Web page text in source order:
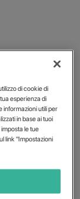
di cookie di
esperienza di
informazioni utili per
in base ai tuoi
le tue
link "Impostazioni